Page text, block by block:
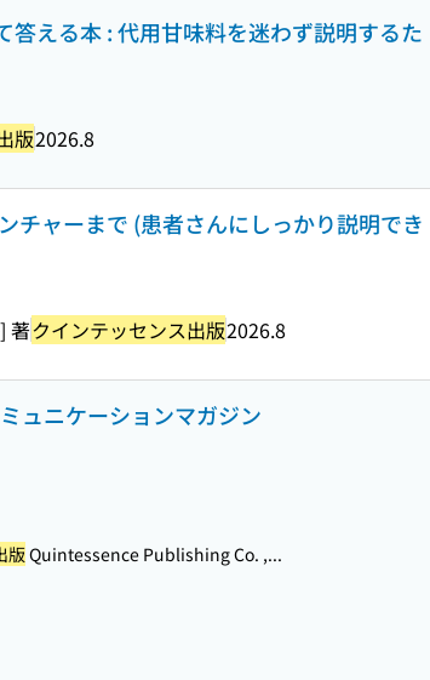
える本 : 代用甘味料を迷わず説明するた
版2026.8
チャーまで (患者さんにしっかり説明でき
著クインテッセンス出版2026.8
ュニケーションマガジン
版Quintessence Publishing Co. ,...